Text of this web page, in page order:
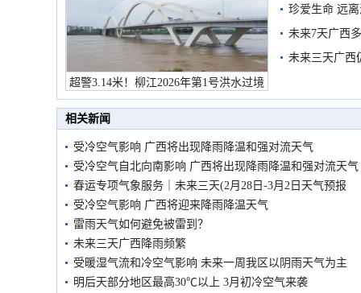
超警3.14米！柳江2026年第1号洪水过境
市民在堤岸见证汛况
珍爱生命 远
未来7天广西
未来三天广西
相关新闻
受冷空气影响 广西将出现降雨降温和强对流天气
受冷空气自北向南影响 广西将出现降雨降温和强对流天气
春运专项气象服务｜未来三天(2月28日-3月2日天气预报
受冷空气影响 广西将迎来降雨降温天气
雷雨天气如何避免被雷到？
未来三天广西降雨频繁
受暖湿气流和冷空气影响 未来一周我区以阴雨天气为主
明后天部分地区最高30℃以上 3月初冷空气来袭